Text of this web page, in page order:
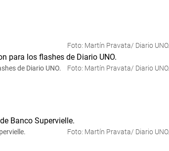
Foto: Martín Pravata/ Diario UNO.
de Diario UNO. Foto: Martín Pravata/ Diario UNO.
Foto: Martín Pravata/ Diario UNO.